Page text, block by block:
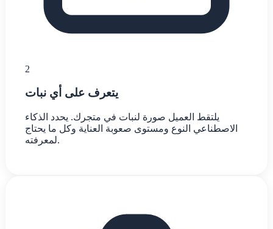
2
يتعرف على أي نبات
يلتقط العميل صورة لنبات في متجرك. يحدد الذكاء
الاصطناعي النوع ومستوى صعوبة العناية وكل ما يحتاج
لمعرفته.